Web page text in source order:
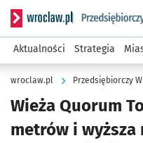
Serwis informacyjny
Aktualności Strategia
wroclaw.pl Przedsiębiorczy
Wieża Quorum
metrów i wyższa